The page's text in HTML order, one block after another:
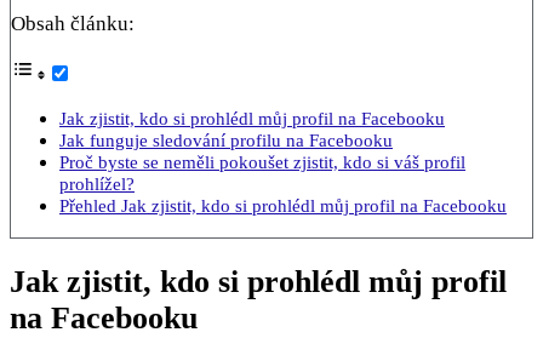
Obsah článku:
Jak zjistit, kdo si prohlédl můj profil na Facebooku
Jak funguje sledování profilu na Facebooku
Proč byste se neměli pokoušet zjistit, kdo si váš profil
prohlížel?
Přehled Jak zjistit, kdo si prohlédl můj profil na Facebooku
Jak zjistit, kdo si prohlédl můj profil
na Facebooku